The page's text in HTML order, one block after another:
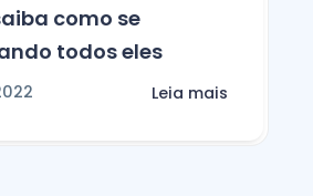
como se
todos eles
Leia mais